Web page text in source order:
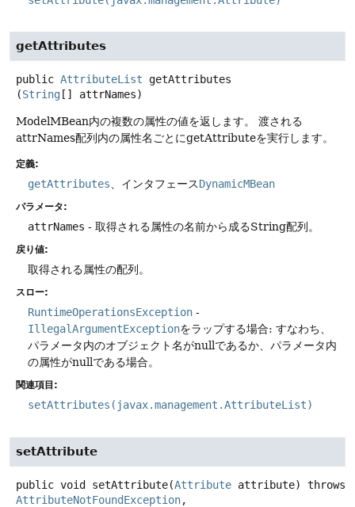
getAttributes
public AttributeList
getAttributes
(String [] attrNames)
ModelMBean内の複数の属性の値を返します。
渡される
attrNames配列内の属性名ごとにgetAttributeを実行します。
定義:
getAttributes、インタフェースDynamicMBean
パラメータ:
attrNames - 取得される属性の名前から成るString配列。
戻り値:
取得される属性の配列。
スロー:
RuntimeOperationsException -
IllegalArgumentExceptionをラップする場合: すなわち、
パラメータ内のオブジェクト名がnullであるか、パラメータ内
の属性がnullである場合。
関連項目:
setAttributes(javax.management.AttributeList)
setAttribute
public void setAttribute(Attribute attribute)
throws
AttributeNotFoundException